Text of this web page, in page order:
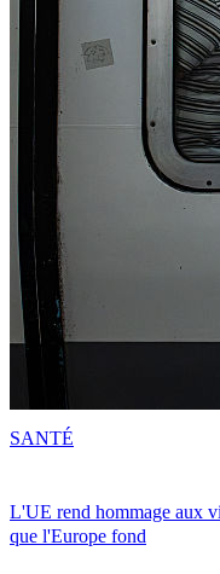
L'UE rend hommage aux
que l'Europe fond
SANTÉ